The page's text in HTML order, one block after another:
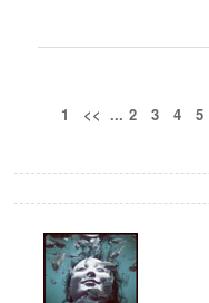
1
<< ... 2 3 4 5